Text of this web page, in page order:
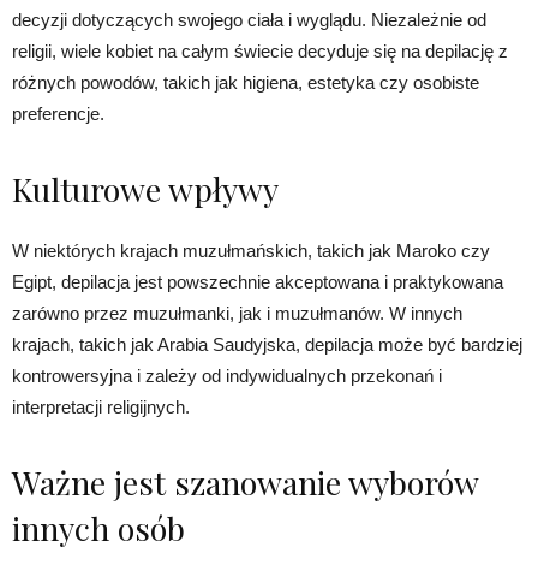
decyzji dotyczących swojego ciała i wyglądu. Niezależnie od
religii, wiele kobiet na całym świecie decyduje się na depilację z
różnych powodów, takich jak higiena, estetyka czy osobiste
preferencje.
Kulturowe wpływy
W niektórych krajach muzułmańskich, takich jak Maroko czy
Egipt, depilacja jest powszechnie akceptowana i praktykowana
zarówno przez muzułmanki, jak i muzułmanów. W innych
krajach, takich jak Arabia Saudyjska, depilacja może być bardziej
kontrowersyjna i zależy od indywidualnych przekonań i
interpretacji religijnych.
Ważne jest szanowanie wyborów
innych osób